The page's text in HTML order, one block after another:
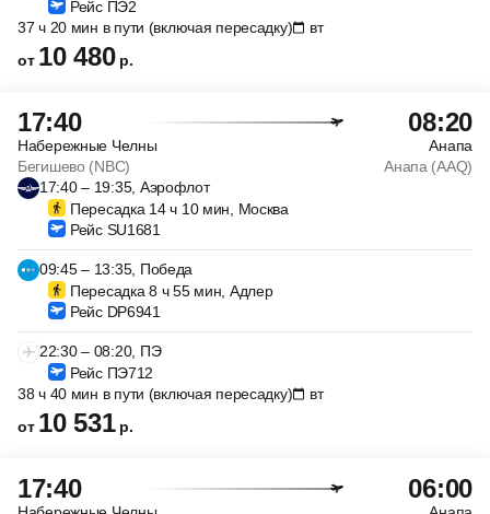
Рейс ПЭ2
37 ч 20 мин в пути (включая пересадку)
вт
от 10 480 р.
17:40 08:20
Набережные Челны
Анапа
Бегишево (NBC)
Анапа (AAQ)
17:40 – 19:35, Аэрофлот
Пересадка 14 ч 10 мин, Москва
Рейс SU1681
09:45 – 13:35, Победа
Пересадка 8 ч 55 мин, Адлер
Рейс DP6941
22:30 – 08:20, ПЭ
Рейс ПЭ712
38 ч 40 мин в пути (включая пересадку)
вт
от 10 531 р.
17:40 06:00